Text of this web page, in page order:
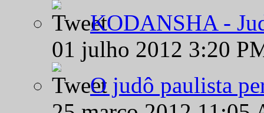
KODANSHA -
01 julho 2012 3:20
O judô paulista